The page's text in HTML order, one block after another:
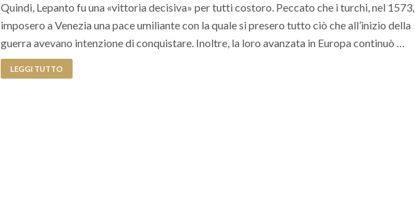
Quindi, Lepanto fu una «vittoria decisiva» per tutti costoro. Peccato che i turchi, nel 1573,
imposero a Venezia una pace umiliante con la quale si presero tutto ciò che all’inizio della
guerra avevano intenzione di conquistare. Inoltre, la loro avanzata in Europa continuò …
LEGGI TUTTO